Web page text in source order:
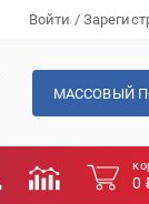
Войти /
МАССОВЫЙ
0